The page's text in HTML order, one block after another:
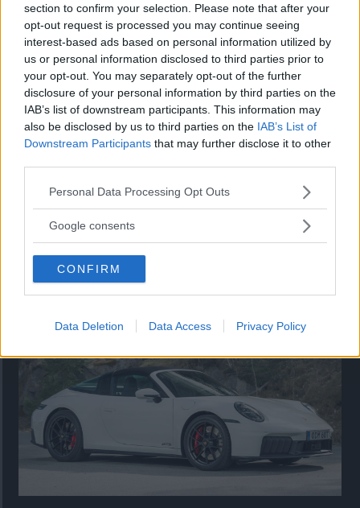
section to confirm your selection. Please note that after your
opt-out request is processed you may continue seeing
interest-based ads based on personal information utilized by
us or personal information disclosed to third parties prior to
your opt-out. You may separately opt-out of the further
disclosure of your personal information by third parties on the
IAB’s list of downstream participants. This information may
also be disclosed by us to third parties on the IAB’s List of
Downstream Participants that may further disclose it to other
Please note that this website/app uses one or more Google
not limited to your visit or usage behaviour. You may click to
use your data for below specified purposes in below Google
consent section.
Personal Data Processing Opt Outs
Google consents
CONFIRM
Data Deletion Data Access Privacy Policy
”God chans att bli ny favorit”
Utbudet av terrängdugliga kombibilar har krympt men fylls
nu på av eldrivna Toyota bZ4X Touring. Vi provkör.
Så står sig nya Toyota RAV4
Vi ställe nykomlingen mot Audi Q3 och Mazda CX-5.